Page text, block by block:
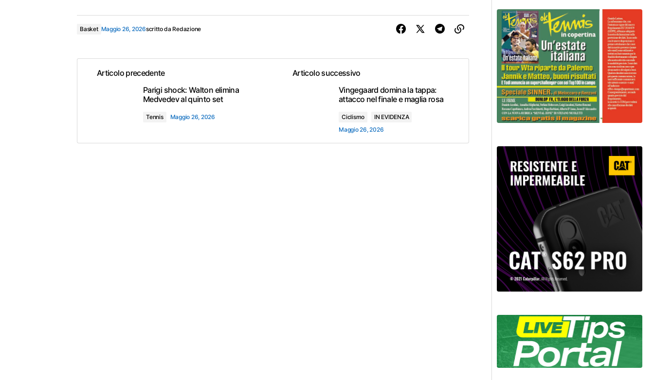
Basket Maggio 26, 2026scritto da Redazione
Articolo precedente
Parigi shock: Walton elimina
Medvedev al quinto set
Tennis Maggio 26, 2026
Articolo successivo
Vingegaard domina la tappa:
attacco nel finale e maglia rosa
Ciclismo
IN EVIDENZA
Maggio 26, 2026